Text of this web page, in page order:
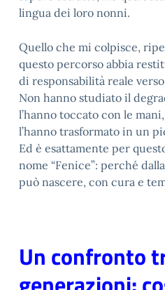
lingua dei loro nonni.
Quello che mi colpisce,
questo percorso abbia
di responsabilità reale
Non hanno studiato il
l’hanno toccato con le
l’hanno trasformato in un
Ed è esattamente per
nome “Fenice”: perché
può nascere, con cura e
Un confronto